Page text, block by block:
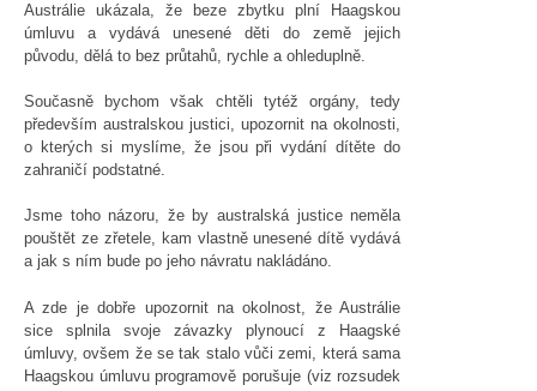
Austrálie ukázala, že beze zbytku plní Haagskou
úmluvu a vydává unesené děti do země jejich
původu, dělá to bez průtahů, rychle a ohleduplně.
Současně bychom však chtěli tytéž orgány, tedy
především australskou justici, upozornit na okolnosti,
o kterých si myslíme, že jsou při vydání dítěte do
zahraničí podstatné.
Jsme toho názoru, že by australská justice neměla
pouštět ze zřetele, kam vlastně unesené dítě vydává
a jak s ním bude po jeho návratu nakládáno.
A zde je dobře upozornit na okolnost, že Austrálie
sice splnila svoje závazky plynoucí z Haagské
úmluvy, ovšem že se tak stalo vůči zemi, která sama
Haagskou úmluvu programově porušuje (viz rozsudek